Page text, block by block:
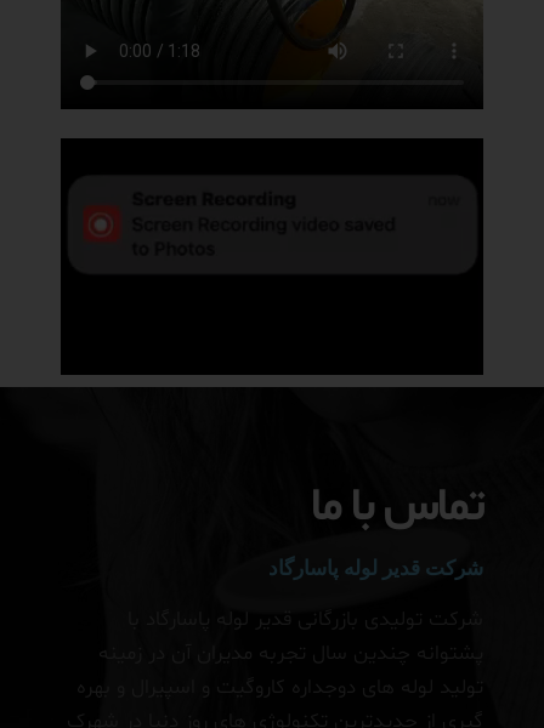
تماس با ما
شرکت قدیر لوله پاسارگاد
شرکت تولیدی بازرگانی قدیر لوله پاسارگاد با
پشتوانه چندین سال تجربه مدیران آن در زمینه
تولید لوله های دوجداره کاروگیت و اسپیرال و بهره
گیری از جدیدترین تکنولوژی های روز دنیا در شهرک